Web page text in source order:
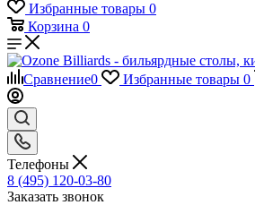
Избранные товары 0
Корзина 0
Сравнение0 Избранные товары 0
Телефоны
8 (495) 120-03-80
Заказать звонок